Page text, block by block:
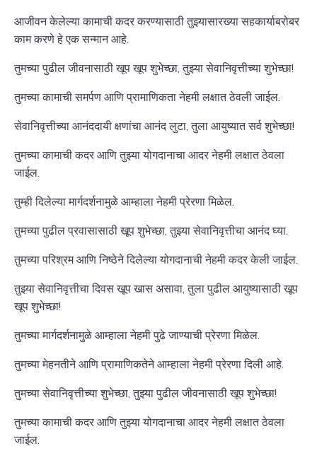
आजीवन केलेल्या कामाची कदर करण्यासाठी तुझ्यासारख्या सहकार्याबरोबर
काम करणे हे एक सन्मान आहे.
तुमच्या पुढील जीवनासाठी खूप खूप शुभेच्छा, तुझ्या सेवानिवृत्तीच्या शुभेच्छा!
तुमच्या कामाची समर्पण आणि प्रामाणिकता नेहमी लक्षात ठेवली जाईल.
सेवानिवृत्तीच्या आनंददायी क्षणांचा आनंद लुटा, तुला आयुष्यात सर्व शुभेच्छा!
तुमच्या कामाची कदर आणि तुझ्या योगदानाचा आदर नेहमी लक्षात ठेवला
जाईल.
तुम्ही दिलेल्या मार्गदर्शनामुळे आम्हाला नेहमी प्रेरणा मिळेल.
तुमच्या पुढील प्रवासासाठी खूप शुभेच्छा, तुझ्या सेवानिवृत्तीचा आनंद घ्या.
तुमच्या परिश्रम आणि निष्ठेने दिलेल्या योगदानाची नेहमी कदर केली जाईल.
तुझ्या सेवानिवृत्तीचा दिवस खूप खास असावा, तुला पुढील आयुष्यासाठी खूप
खूप शुभेच्छा!
तुमच्या मार्गदर्शनामुळे आम्हाला नेहमी पुढे जाण्याची प्रेरणा मिळेल.
तुमच्या मेहनतीने आणि प्रामाणिकतेने आम्हाला नेहमी प्रेरणा दिली आहे.
तुमच्या सेवानिवृत्तीच्या शुभेच्छा, तुझ्या पुढील जीवनासाठी खूप शुभेच्छा!
तुमच्या कामाची कदर आणि तुझ्या योगदानाचा आदर नेहमी लक्षात ठेवला
जाईल.